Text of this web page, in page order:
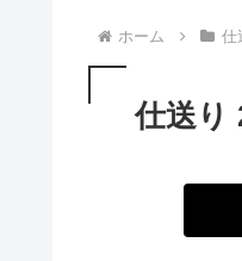
ホーム 仕
仕送り